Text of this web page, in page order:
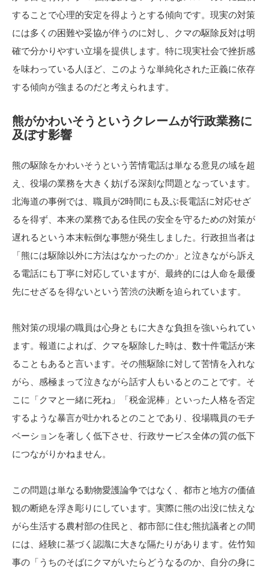
することで心理的安定を得ようとする傾向です。現実の対策
には多くの困難や妥協が伴うのに対し、クマの駆除反対は明
確で分かりやすい立場を提供します。特に現実社会で挫折感
を味わっている人ほど、このような単純化された正義に依存
する傾向が強まるのだと考えられます。
熊がかわいそうというクレームが行政業務に
及ぼす影響
熊の駆除をかわいそうという苦情電話は単なる意見の域を超
え、役場の業務を大きく妨げる深刻な問題となっています。
北海道の事例では、職員が2時間にも及ぶ長電話に対応せざ
るを得ず、本来の業務である住民の安全を守るための対策が
遅れるという本末転倒な事態が発生しました。行政担当者は
「熊には駆除以外に方法はなかったのか」と泣きながら訴え
る電話にも丁寧に対応していますが、最終的には人命を最優
先にせざるを得ないという苦渋の決断を迫られています。
熊対策の現場の職員は心身ともに大きな負担を強いられてい
ます。報道によれば、クマを駆除した時は、数十件電話が来
ることもあると言います。その熊駆除に対して苦情を入れな
がら、感極まって泣きながら話す人もいるとのことです。そ
こに「クマと一緒に死ね」「税金泥棒」といった人格を否定
するような暴言が吐かれるとのことであり、役場職員のモチ
ベーションを著しく低下させ、行政サービス全体の質の低下
につながりかねません。
この問題は単なる動物愛護論争ではなく、都市と地方の価値
観の断絶を浮き彫りにしています。実際に熊の出没に怯えな
がら生活する農村部の住民と、都市部に住む熊抗議者との間
には、経験に基づく認識に大きな隔たりがあります。佐竹知
事の「うちのそばにクマがいたらどうなるのか、自分の身に